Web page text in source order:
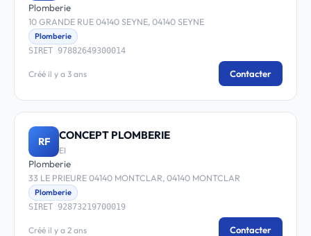
Plomberie
10 GRANDE RUE 04140 SEYNE, 04140 SEYNE
Plomberie
SIRET 97882649300014
Créé il y a 3 ans Contacter
RF CONCEPT PLOMBERIE
EI
Plomberie
33 LE PRIEURE 04140 MONTCLAR, 04140 MONTCLAR
Plomberie
SIRET 92873219700019
Créé il y a 2 ans Contacter